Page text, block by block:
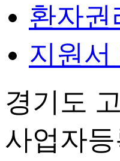
환자권
지원서
경기도
사업자